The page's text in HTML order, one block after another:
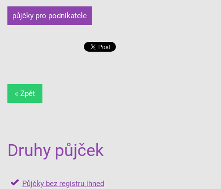
půjčky pro podnikatele
« Zpět
Druhy půjček
Půjčky bez registru ihned